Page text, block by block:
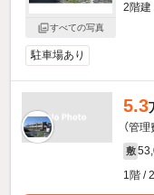
すべての写真
2階建
駐車場あり
5.3
（管
敷
1階 /